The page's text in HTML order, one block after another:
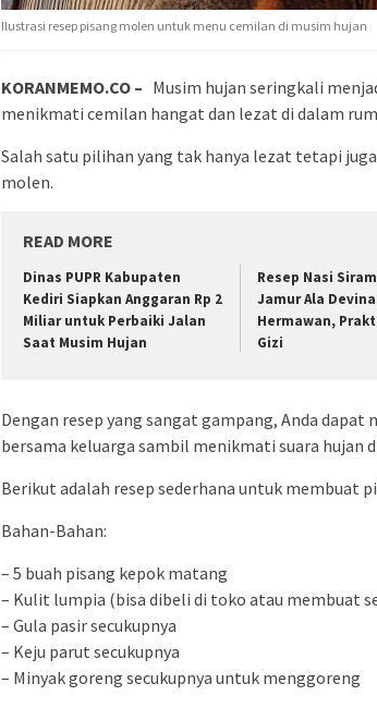
Ilustrasi resep pisang molen untuk menu cemilan di musim hujan
KORANMEMO.CO – Musim hujan seringkali
menikmati cemilan hangat dan lezat di dalam
Salah satu pilihan yang tak hanya lezat tetapi
molen.
READ MORE
Dinas PUPR Kabupaten
Kediri Siapkan Anggaran Rp 2
Miliar untuk Perbaiki Jalan
Saat Musim Hujan
Resep Nasi
Jamur Ala Devina
Hermawan,
Gizi
Dengan resep yang sangat gampang, Anda
bersama keluarga sambil menikmati suara hujan
Berikut adalah resep sederhana untuk membuat
Bahan-Bahan:
– 5 buah pisang kepok matang
– Kulit lumpia (bisa dibeli di toko atau membuat
– Gula pasir secukupnya
– Keju parut secukupnya
– Minyak goreng secukupnya untuk menggoreng